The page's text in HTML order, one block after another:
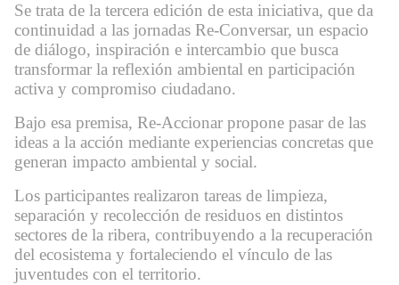
Se trata de la tercera edición de esta iniciativa, que da
continuidad a las jornadas Re-Conversar, un espacio
de diálogo, inspiración e intercambio que busca
transformar la reflexión ambiental en participación
activa y compromiso ciudadano.
Bajo esa premisa, Re-Accionar propone pasar de las
ideas a la acción mediante experiencias concretas que
generan impacto ambiental y social.
Los participantes realizaron tareas de limpieza,
separación y recolección de residuos en distintos
sectores de la ribera, contribuyendo a la recuperación
del ecosistema y fortaleciendo el vínculo de las
juventudes con el territorio.